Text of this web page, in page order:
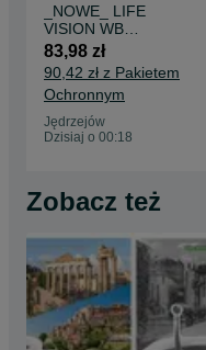
_NOWE_ LIFE
VISION WB
Intermediate Plus B1+
OXFORD 2022
Ćwiczenia
83,98 zł
90,42 zł z Pakietem
Ochronnym
Jędrzejów
Dzisiaj o 00:18
Zobacz też